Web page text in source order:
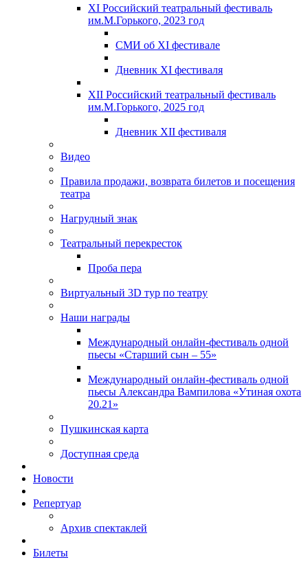
XI Российский театральный фестиваль
им.М.Горького, 2023 год
СМИ об XI фестивале
Дневник XI фестиваля
XII Российский театральный фестиваль
им.М.Горького, 2025 год
Дневник XII фестиваля
Видео
Правила продажи, возврата билетов и посещения
театра
Нагрудный знак
Театральный перекресток
Проба пера
Виртуальный 3D тур по театру
Наши награды
Международный онлайн-фестиваль одной
пьесы «Старший сын – 55»
Международный онлайн-фестиваль одной
пьесы Александра Вампилова «Утиная охота
20.21»
Пушкинская карта
Доступная среда
Новости
Репертуар
Архив спектаклей
Билеты